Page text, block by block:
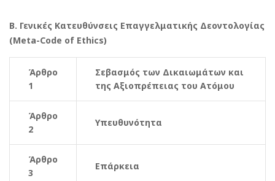
Β. Γενικές Κατευθύνσεις Επαγγελματικής Δεοντολογίας
(Meta-Code of Ethics)
Άρθρο
1
Σεβασμός των Δικαιωμάτων και
της Αξιοπρέπειας του Ατόμου
Άρθρο
2
Υπευθυνότητα
Άρθρο
3
Επάρκεια